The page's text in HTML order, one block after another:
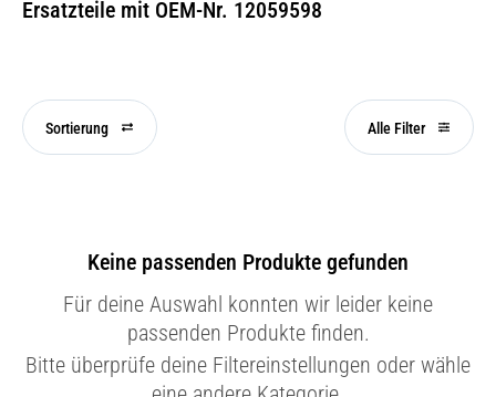
Ersatzteile mit OEM-Nr. 12059598
Sortierung Alle Filter
Keine passenden Produkte gefunden
Für deine Auswahl konnten wir leider keine
passenden Produkte finden.
Bitte überprüfe deine Filtereinstellungen oder wähle